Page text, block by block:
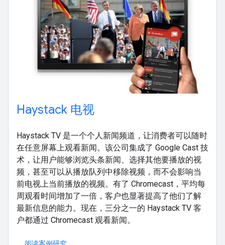
Haystack 电视
Haystack TV 是一个个人新闻频道，让消费者可以随时
在任意屏幕上观看新闻。该公司集成了 Google Cast 技
术，让用户能够浏览头条新闻、选择其他要播放的视
频，甚至可以从播放队列中移除视频，而不会影响当
前电视上当前播放的视频。有了 Chromecast，平均每
周观看时间增加了一倍，客户也显著提高了他们了解
最新信息的能力。现在，三分之一的 Haystack TV 客
户都通过 Chromecast 观看新闻。